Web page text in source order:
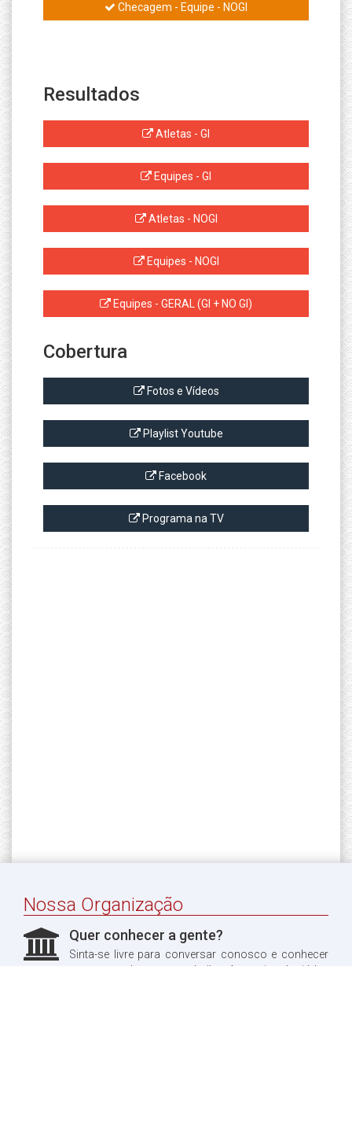
Checagem - Equipe - NOGI
Resultados
Atletas - GI
Equipes - GI
Atletas - NOGI
Equipes - NOGI
Equipes - GERAL (GI + NO GI)
Cobertura
Fotos e Vídeos
Playlist Youtube
Facebook
Programa na TV
Nossa Organização
Quer conhecer a gente?
Sinta-se livre para conversar conosco e conhecer
um pouco do nosso trabalho. Aproveitando, já leu